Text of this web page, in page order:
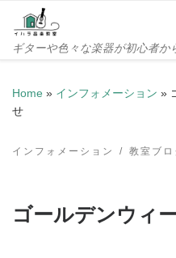
Skip to content
ギターや色々な楽器が初心者か
Home » インフォメーション »
せ
インフォメーション 教室ブロ
ゴールデンウィ